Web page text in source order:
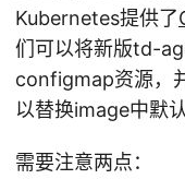
Kubernetes提供了
们可以将新版td-
configmap资源，
以替换image中默
需要注意两点：